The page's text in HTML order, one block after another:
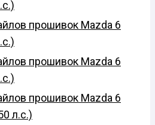
прошивок Mazda 6
прошивок Mazda 6
прошивок Mazda 6
л.с.)